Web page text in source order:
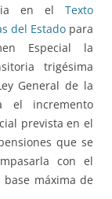
en el Texto
del Estadopara
Especial la
trigésima
General de la
el incremento
prevista en el
que se
con el
máxima de